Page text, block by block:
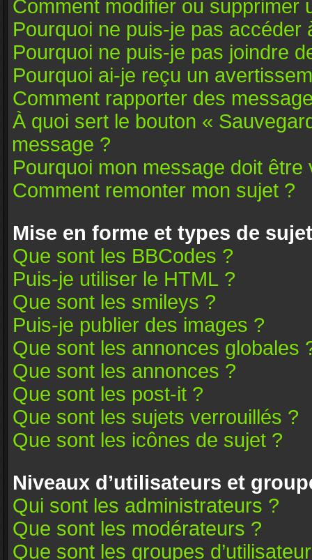
Comment modifier ou supprimer
Pourquoi ne puis-je pas accéder
Pourquoi ne puis-je pas joindre
Pourquoi ai-je reçu un
Comment rapporter des
À quoi sert le bouton «
message ?
Pourquoi mon message doit être
Comment remonter mon sujet ?
Mise en forme et types de sujet
Que sont les BBCodes ?
Puis-je utiliser le HTML ?
Que sont les smileys ?
Puis-je publier des images ?
Que sont les annonces globales
Que sont les annonces ?
Que sont les post-it ?
Que sont les sujets verrouillés ?
Que sont les icônes de sujet ?
Niveaux d’utilisateurs et
Qui sont les administrateurs ?
Que sont les modérateurs ?
Que sont les groupes